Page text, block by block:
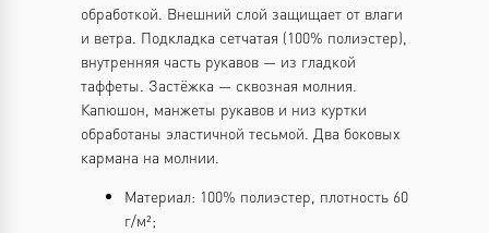
обработкой. Внешний слой защищает от влаги
и ветра. Подкладка сетчатая (100% полиэстер),
внутренняя часть рукавов — из гладкой
таффеты. Застёжка — сквозная молния.
Капюшон, манжеты рукавов и низ куртки
обработаны эластичной тесьмой. Два боковых
кармана на молнии.
Материал: 100% полиэстер, плотность 60
г/м²;